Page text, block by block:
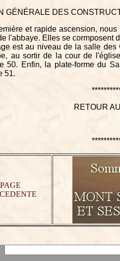
GÉNÉRALE DES
et rapide ascension,
l'abbaye. Elles se cormposent
est au niveau de la salle
au sortir de la cour de
50. Enfin, la plate-forme du
51.
RETOUR
PAGE